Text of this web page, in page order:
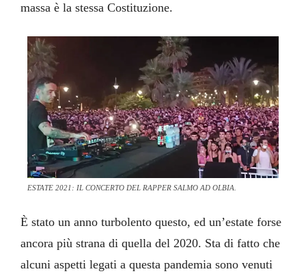
massa è la stessa Costituzione.
ESTATE 2021: IL CONCERTO DEL RAPPER SALMO AD OLBIA.
È stato un anno turbolento questo, ed un’estate forse
ancora più strana di quella del 2020. Sta di fatto che
alcuni aspetti legati a questa pandemia sono venuti